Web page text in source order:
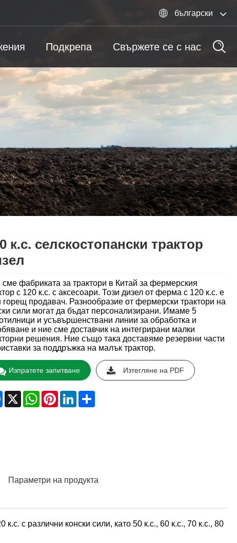
 български
Подкрепа Свържете се с нас
к.с. селскостопански трактор
сме фабриката за трактори в Китай за фермерския
с 120 к.с. с аксесоари. Този дизел от ферма с 120 к.с. е
продавач. Разнообразие от фермерски трактори на
сили могат да бъдат персонализирани. Имаме 5
и усъвършенствани линии за обработка и
и ние сме доставчик на интегрирани малки
решения. Ние също така доставяме резервни части
за поддръжка на малък трактор.
Изпратете запитване Изтегляне на PDF
Facebook
X WhatsApp
PinterestLinkedInShare
Параметри на продукта
с различни конски сили, като 50 к.с., 60 к.с., 70 к.с., 80